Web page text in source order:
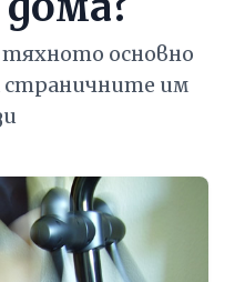
тяхното основно
страничните им